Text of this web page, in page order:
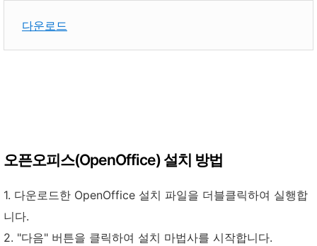
다운로드
오픈오피스(OpenOffice) 설치 방법
1. 다운로드한 OpenOffice 설치 파일을 더블클릭하여 실행합
니다.
2. "다음" 버튼을 클릭하여 설치 마법사를 시작합니다.